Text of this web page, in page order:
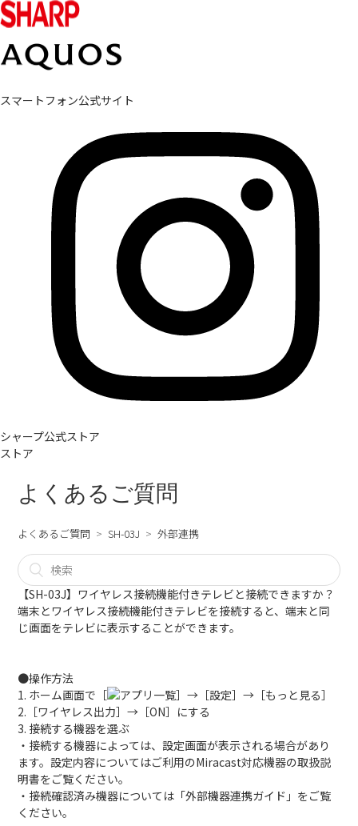
スマートフォン公式サイト
シャープ公式ストア
ストア
よくあるご質問
よくあるご質問 SH-03J 外部連携
【SH-03J】ワイヤレス接続機能付きテレビと接続できますか？
端末とワイヤレス接続機能付きテレビを接続すると、端末と同
じ画面をテレビに表示することができます。
●操作方法
1. ホーム画面で［
］→［設定］→［もっと見る］
2.［ワイヤレス出力］→［ON］にする
3. 接続する機器を選ぶ
・接続する機器によっては、設定画面が表示される場合があり
ます。設定内容についてはご利用のMiracast対応機器の取扱説
明書をご覧ください。
・接続確認済み機器については「外部機器連携ガイド 」をご覧
ください。